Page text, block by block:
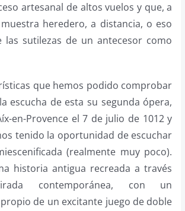
artesanal de altos vuelos y que, a
heredero, a distancia, o eso
las sutilezas de un antecesor como
que hemos podido comprobar
escucha de esta su segunda ópera,
en-Provence el 7 de julio de 1012 y
tenido la oportunidad de escuchar
(realmente muy poco).
historia antigua recreada a través
contemporánea, con un
de un excitante juego de doble